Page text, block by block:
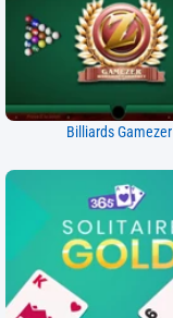
Billiards Gamezer